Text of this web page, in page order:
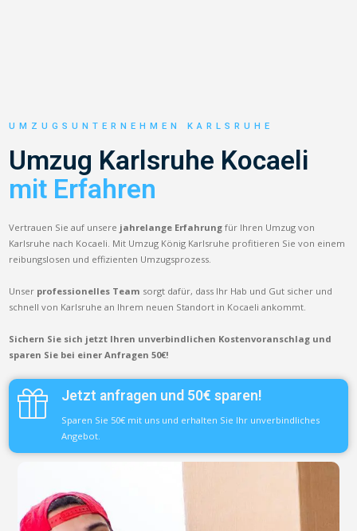
UMZUGSUNTERNEHMEN KARLSRUHE
Umzug Karlsruhe Kocaeli
mit Erfahren
Vertrauen Sie auf unsere jahrelange Erfahrung für Ihren Umzug von
Karlsruhe nach Kocaeli. Mit Umzug König Karlsruhe profitieren Sie von einem
reibungslosen und effizienten Umzugsprozess.
Unser professionelles Team sorgt dafür, dass Ihr Hab und Gut sicher und
schnell von Karlsruhe an Ihrem neuen Standort in Kocaeli ankommt.
Sichern Sie sich jetzt Ihren unverbindlichen Kostenvoranschlag und
sparen Sie bei einer Anfragen 50€!
Jetzt anfragen und 50€ sparen!
Sparen Sie 50€ mit uns und erhalten Sie Ihr unverbindliches
Angebot.